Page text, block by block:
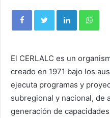
El CERLALC es un
creado en 1971 bajo los
ejecuta programas y
subregional y nacional, de
generación de